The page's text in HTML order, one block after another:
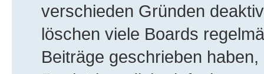
verschieden Gründen
löschen viele Boards
Beiträge geschrieben